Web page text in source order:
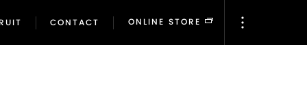
CONTACT ONLINE STORE
CONTACT ONLINE STORE